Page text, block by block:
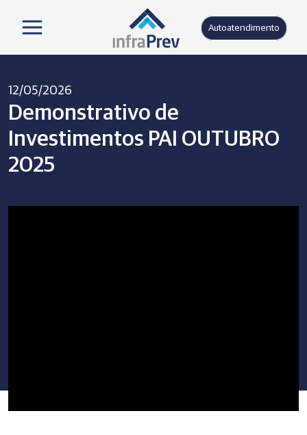
Autoatendimento
12/05/2026
Demonstrativo de
Investimentos PAI OUTUBRO
2025